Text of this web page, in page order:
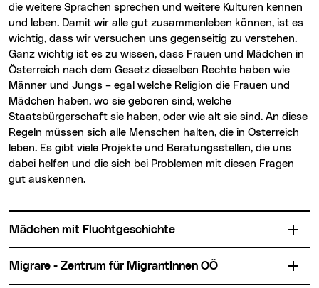
die weitere Sprachen sprechen und weitere Kulturen kennen
und leben. Damit wir alle gut zusammenleben können, ist es
wichtig, dass wir versuchen uns gegenseitig zu verstehen.
Ganz wichtig ist es zu wissen, dass Frauen und Mädchen in
Österreich nach dem Gesetz dieselben Rechte haben wie
Männer und Jungs – egal welche Religion die Frauen und
Mädchen haben, wo sie geboren sind, welche
Staatsbürgerschaft sie haben, oder wie alt sie sind. An diese
Regeln müssen sich alle Menschen halten, die in Österreich
leben. Es gibt viele Projekte und Beratungsstellen, die uns
dabei helfen und die sich bei Problemen mit diesen Fragen
gut auskennen.
Mädchen mit Fluchtgeschichte
migrare - Zentrum für MigrantInnen OÖ